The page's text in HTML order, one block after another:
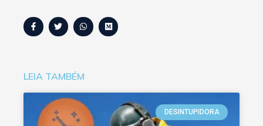
LEIA TAMBÉM
DESINTUPIDORA